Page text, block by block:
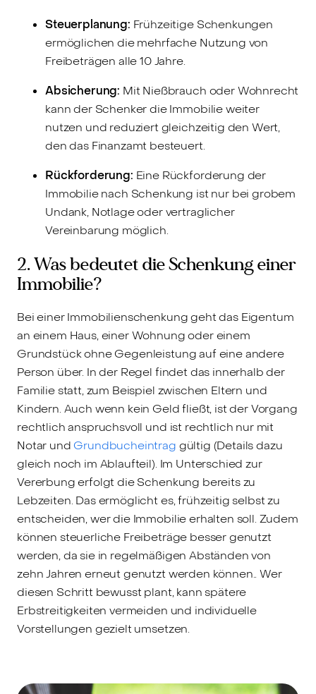
Steuerplanung: Frühzeitige Schenkungen
ermöglichen die mehrfache Nutzung von
Freibeträgen alle 10 Jahre.
Absicherung: Mit Nießbrauch oder Wohnrecht
kann der Schenker die Immobilie weiter
nutzen und reduziert gleichzeitig den Wert,
den das Finanzamt besteuert.
Rückforderung: Eine Rückforderung der
Immobilie nach Schenkung ist nur bei grobem
Undank, Notlage oder vertraglicher
Vereinbarung möglich.
2. Was bedeutet die Schenkung einer
Immobilie?
Bei einer Immobilienschenkung geht das Eigentum
an einem Haus, einer Wohnung oder einem
Grundstück ohne Gegenleistung auf eine andere
Person über. In der Regel findet das innerhalb der
Familie statt, zum Beispiel zwischen Eltern und
Kindern. Auch wenn kein Geld fließt, ist der Vorgang
rechtlich anspruchsvoll und ist rechtlich nur mit
Notar und Grundbucheintrag gültig (Details dazu
gleich noch im Ablaufteil). Im Unterschied zur
Vererbung erfolgt die Schenkung bereits zu
Lebzeiten. Das ermöglicht es, frühzeitig selbst zu
entscheiden, wer die Immobilie erhalten soll. Zudem
können steuerliche Freibeträge besser genutzt
werden, da sie in regelmäßigen Abständen von
zehn Jahren erneut genutzt werden können.. Wer
diesen Schritt bewusst plant, kann spätere
Erbstreitigkeiten vermeiden und individuelle
Vorstellungen gezielt umsetzen.